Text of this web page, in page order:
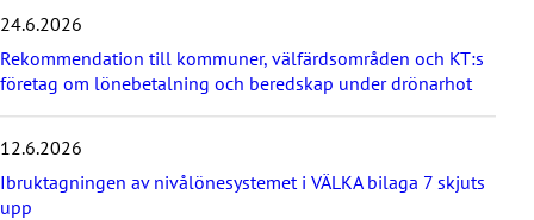
r
d
e
n
a
s
24.6.2026
Rekommendation till kommuner, välfärdsområden och KT:s
företag om lönebetalning och beredskap under drönarhot
12.6.2026
Ibruktagningen av nivålönesystemet i VÄLKA bilaga 7 skjuts
upp